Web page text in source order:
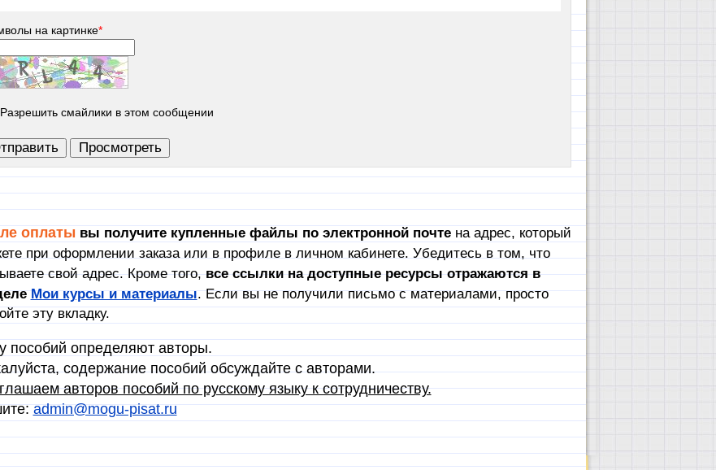
на картинке*
Разрешить смайлики в этом сообщении
оплаты вы получите купленные файлы по электронной почтена адрес, который
при оформлении заказа или в профиле в личном кабинете. Убедитесь в том, что
свой адрес. Кроме того,все ссылки на доступные ресурсы отражаются в
Мои курсы и материалы. Если вы не получили письмо с материалами, просто
эту вкладку.
пособий определяют авторы.
содержание пособий обсуждайте с авторами.
авторов пособий по русскому языку к сотрудничеству.
admin@mogu-pisat.ru